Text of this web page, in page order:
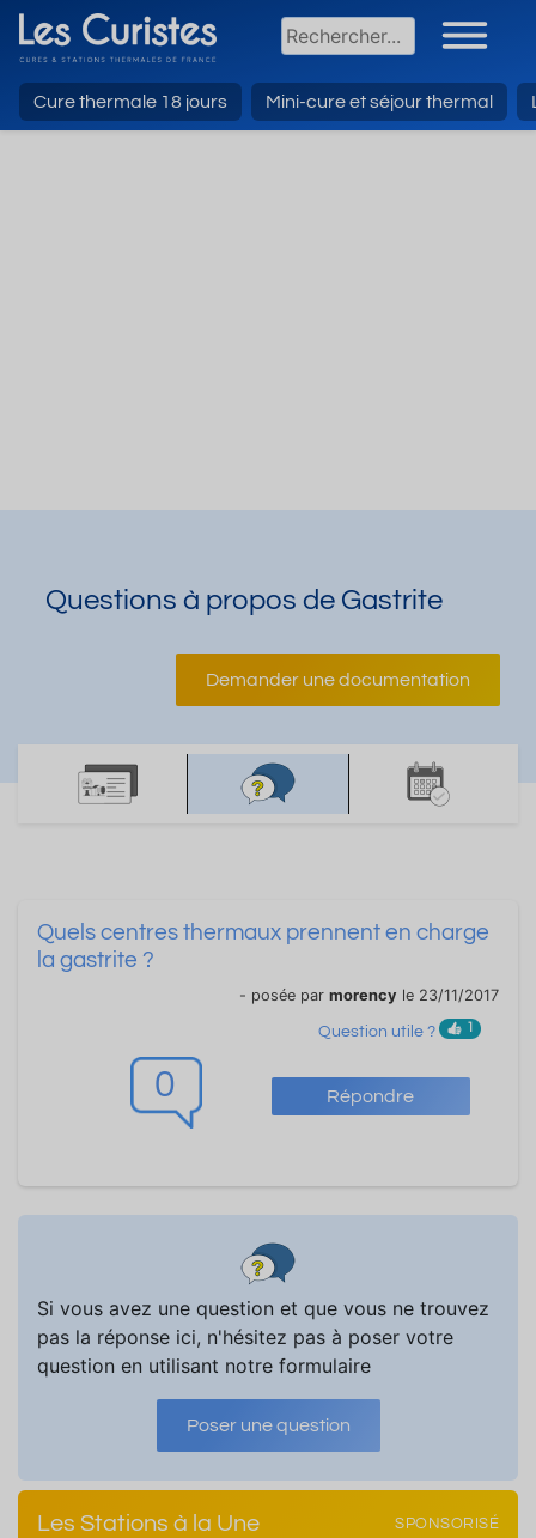
Cure thermale 18 jours Mini-cure et séjour thermal
Questions à propos de Gastrite
Demander une documentation
0 Répondre
Quels centres thermaux prennent en charge
la gastrite ?
- posée par morency le 23/11/2017
Question utile ?
Si vous avez une question et que vous ne trouvez
pas la réponse ici, n'hésitez pas à poser votre
question en utilisant notre formulaire
Poser une question
Les Stations à la Une SPONSORISÉ